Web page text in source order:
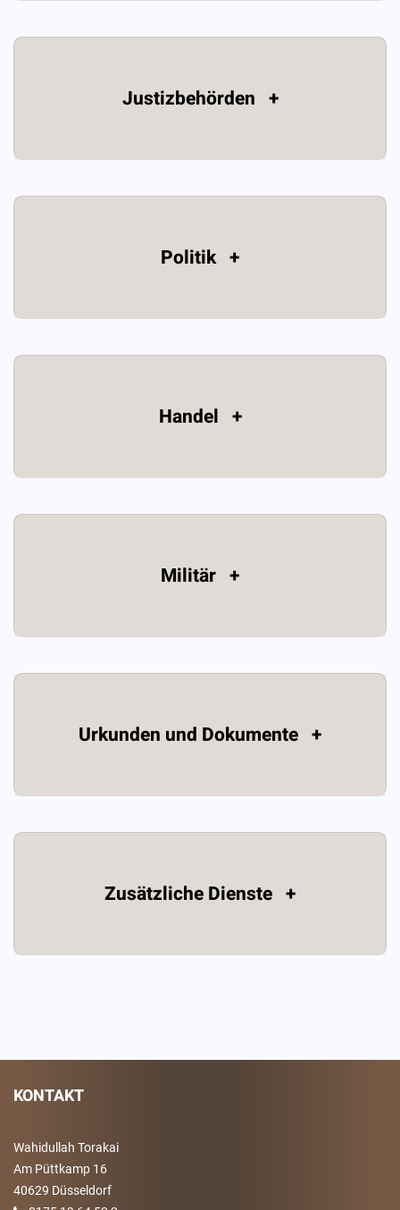
Justizbehörden +
Politik +
Handel +
Militär +
Urkunden und Dokumente +
Zusätzliche Dienste +
KONTAKT
Wahidullah Torakai
Am Püttkamp 16
40629 Düsseldorf